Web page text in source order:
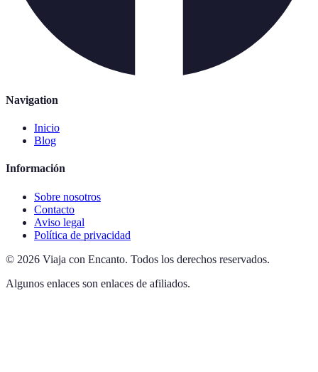
Navigation
Inicio
Blog
Información
Sobre nosotros
Contacto
Aviso legal
Política de privacidad
© 2026 Viaja con Encanto. Todos los derechos reservados.
Algunos enlaces son enlaces de afiliados.